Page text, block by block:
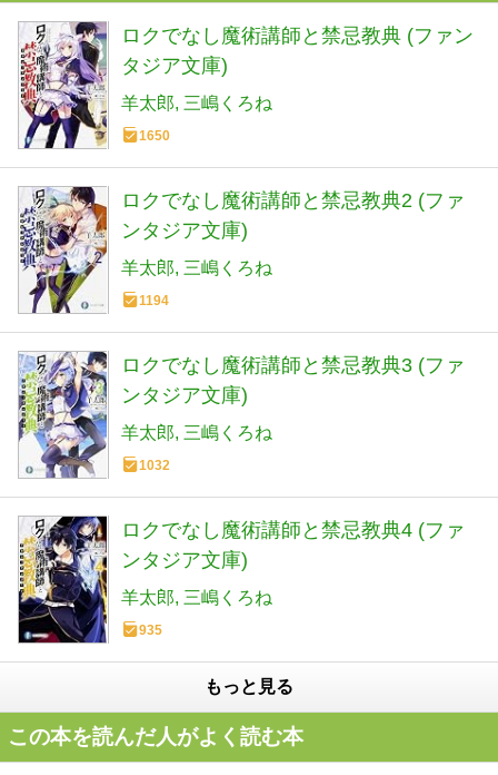
ロクでなし魔術講師と禁忌教典 (ファン
タジア文庫)
羊太郎 三嶋くろね
1650
ロクでなし魔術講師と禁忌教典2 (ファ
ンタジア文庫)
羊太郎 三嶋くろね
1194
ロクでなし魔術講師と禁忌教典3 (ファ
ンタジア文庫)
羊太郎 三嶋くろね
1032
ロクでなし魔術講師と禁忌教典4 (ファ
ンタジア文庫)
羊太郎 三嶋くろね
935
もっと見る
この本を読んだ人がよく読む本